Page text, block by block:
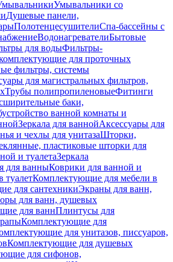
Умывальники со
Душевые панели,
ПолотенцесушителиСпа-бассейны с
ВодонагревателиБытовые
для водыФильтры-
для проточных
фильтры, системы
для магистральных фильтров,
Трубы полипропиленовыеФитинги
баки,
ванной комнаты и
Зеркала для ваннойАксессуары для
и чехлы для унитазаШторки,
пластиковые шторки для
и туалетаЗеркала
для ванныКоврики для ванной и
туалетКомплектующие для мебели в
для сантехникиЭкраны для ванн,
для ванн, душевых
для ваннПлинтусы для
Комплектующие для
для унитазов, писсуаров,
Комплектующие для душевых
для сифонов,